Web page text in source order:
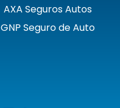
AXA Seguros Autos
GNP Seguro de Auto